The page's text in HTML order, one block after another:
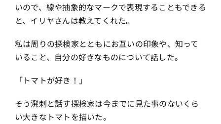
いので、線や抽象的なマークで表現することもできる
と、イリヤさんは教えてくれた。
私は周りの探検家とともにお互いの印象や、知って
いること、自分の好きなものについて話した。
「トマトが好き！」
そう溌剌と話す探検家は今までに見た事のないくら
い大きなトマトを描いた。